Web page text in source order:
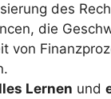
des
die
von
Lernen und